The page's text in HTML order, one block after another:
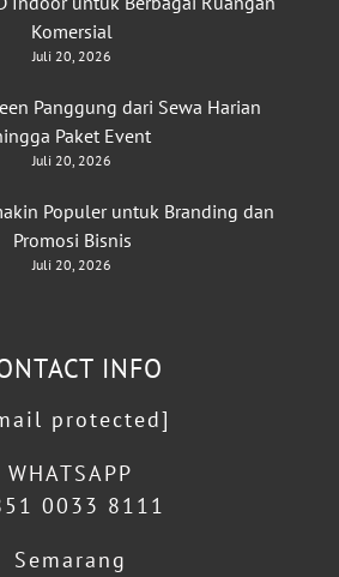
Komersial
Juli 20, 2026
Panggung dari Sewa Harian
Paket Event
Juli 20, 2026
Populer untuk Branding dan
Promosi Bisnis
Juli 20, 2026
INFO
protected]
WHATSAPP
0033 8111
Semarang